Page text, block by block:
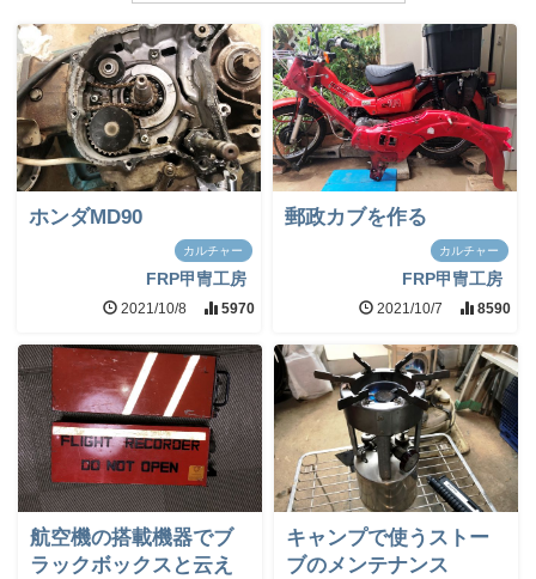
ホンダMD90
カルチャー
FRP甲冑工房
2021/10/8 5970
郵政カブを作る
カルチャー
FRP甲冑工房
2021/10/7 8590
航空機の搭載機器でブ
ラックボックスと云え
キャンプで使うストー
ブのメンテナンス